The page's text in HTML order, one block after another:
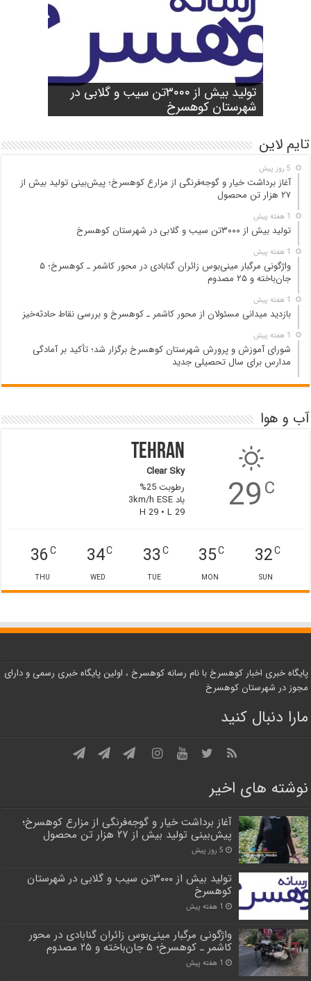
آغاز برداشت خیار و گوجه‌فرنگی از مزارع
کوهسرخ؛ پیش‌بینی تولید بیش از ۲۷ هزار
تن محصول
تولید بیش از ۳۰۰۰تن سیب و گلابی در
شهرستان کوهسرخ
واژگونی مرگبار مینی‌بوس زائران گنابادی
در محور کاشمر ـ کوهسرخ؛ ۵ جان‌باخته و
۲۵ مصدوم
بازدید میدانی مسئولان از محور کاشمر ـ
کوهسرخ و بررسی نقاط حادثه‌خیز
شورای آموزش و پرورش شهرستان
کوهسرخ برگزار شد؛ تأکید بر آمادگی
مدارس برای سال تحصیلی جدید
تایم لاین
5 روز پیش
آغاز برداشت خیار و گوجه‌فرنگی از مزارع کوهسرخ؛ پیش‌بینی تولید بیش از
۲۷ هزار تن محصول
1 هفته پیش
تولید بیش از ۳۰۰۰تن سیب و گلابی در شهرستان کوهسرخ
1 هفته پیش
واژگونی مرگبار مینی‌بوس زائران گنابادی در محور کاشمر ـ کوهسرخ؛ ۵
جان‌باخته و ۲۵ مصدوم
1 هفته پیش
بازدید میدانی مسئولان از محور کاشمر ـ کوهسرخ و بررسی نقاط حادثه‌خیز
1 هفته پیش
شورای آموزش و پرورش شهرستان کوهسرخ برگزار شد؛ تأکید بر آمادگی
مدارس برای سال تحصیلی جدید
آب و هوا
29C
Tehran
Clear Sky
رطوبت 25%
باد 3km/h ESE
H 29 • L 29
32C
SUN
35C
MON
33C
TUE
34C
WED
36C
THU
پایگاه خبری اخبار کوهسرخ با نام رسانه کوهسرخ ، اولین پایگاه خبری رسمی و دارای
مجوز در شهرستان کوهسرخ
مارا دنبال کنید
نوشته های اخیر
آغاز برداشت خیار و گوجه‌فرنگی از مزارع کوهسرخ؛
پیش‌بینی تولید بیش از ۲۷ هزار تن محصول
5 روز پیش
تولید بیش از ۳۰۰۰تن سیب و گلابی در شهرستان
کوهسرخ
1 هفته پیش
واژگونی مرگبار مینی‌بوس زائران گنابادی در محور
کاشمر ـ کوهسرخ؛ ۵ جان‌باخته و ۲۵ مصدوم
1 هفته پیش